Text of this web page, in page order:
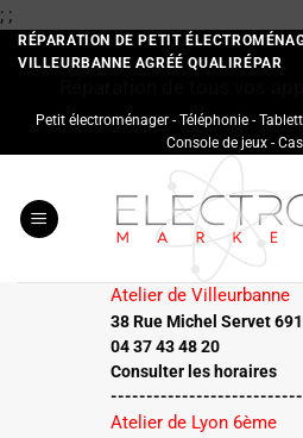
; ;Passer
au
contenu
RÉPARATION DE PETIT
VILLEURBANNE AGRÉÉ QUALIRÉPAR
Petit électroménager - Téléphonie -
Console de jeux -
Atelier de Villeurbanne
38 Rue Michel Servet
04 37 43 48 20
Consulter les horaires
Atelier de Lyon 6ème